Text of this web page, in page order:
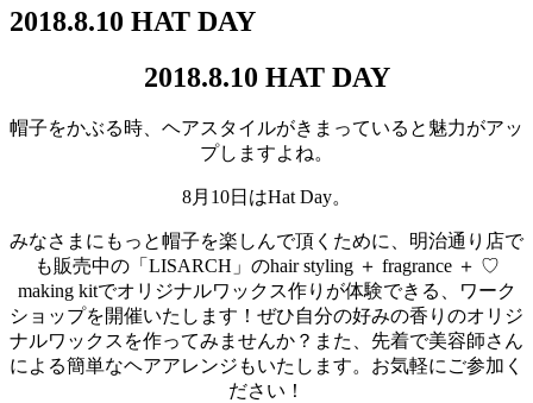
2018.8.10 HAT DAY
2018.8.10 HAT DAY
帽子をかぶる時、ヘアスタイルがきまっていると魅力がアッ
プしますよね。
8月10日はHat Day。
みなさまにもっと帽子を楽しんで頂くために、明治通り店で
も販売中の「LISARCH」のhair styling ＋ fragrance ＋ ♡
making kitでオリジナルワックス作りが体験できる、ワーク
ショップを開催いたします！ぜひ自分の好みの香りのオリジ
ナルワックスを作ってみませんか？また、先着で美容師さん
による簡単なヘアアレンジもいたします。お気軽にご参加く
ださい！